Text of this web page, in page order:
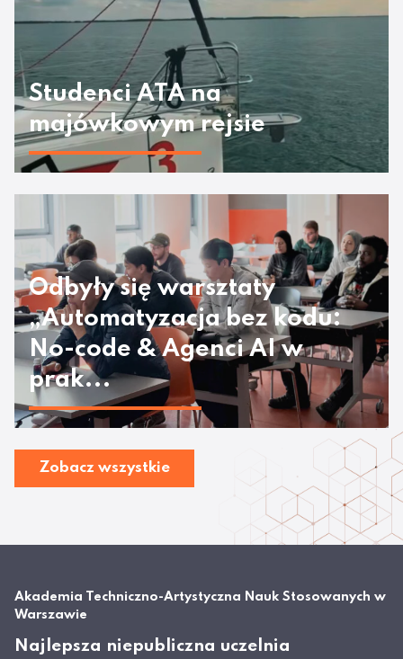
Studenci ATA na
majówkowym rejsie
Odbyły się warsztaty
„Automatyzacja bez kodu:
No-code & Agenci AI w
prak...
Zobacz wszystkie
Akademia Techniczno-Artystyczna Nauk Stosowanych w
Warszawie
Najlepsza niepubliczna uczelnia